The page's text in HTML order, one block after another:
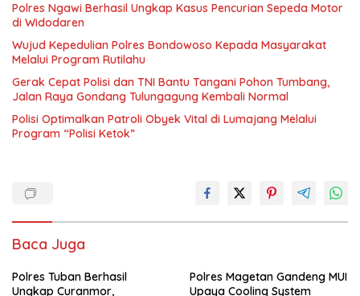
Polres Ngawi Berhasil Ungkap Kasus Pencurian Sepeda Motor
di Widodaren
Wujud Kepedulian Polres Bondowoso Kepada Masyarakat
Melalui Program Rutilahu
Gerak Cepat Polisi dan TNI Bantu Tangani Pohon Tumbang,
Jalan Raya Gondang Tulungagung Kembali Normal
Polisi Optimalkan Patroli Obyek Vital di Lumajang Melalui
Program “Polisi Ketok”
Baca Juga
Polres Tuban Berhasil
Ungkap Curanmor,
Polres Magetan Gandeng MUI
Upaya Cooling System